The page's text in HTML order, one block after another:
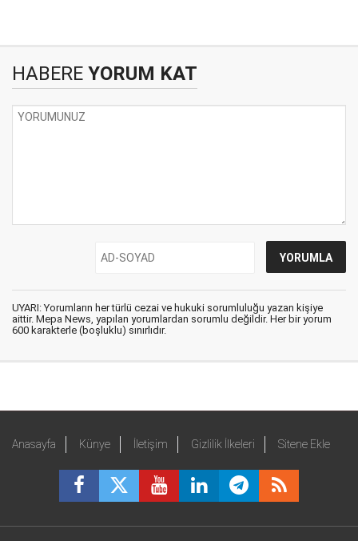
HABERE YORUM KAT
UYARI: Yorumların her türlü cezai ve hukuki sorumluluğu yazan kişiye
aittir. Mepa News, yapılan yorumlardan sorumlu değildir. Her bir yorum
600 karakterle (boşluklu) sınırlıdır.
Anasayfa Künye İletişim Gizlilik İlkeleri Sitene Ekle